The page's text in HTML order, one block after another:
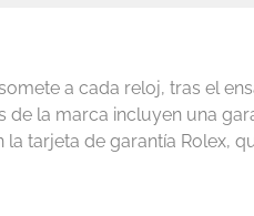
a cada reloj, tras el
la marca incluyen una
tarjeta de garantía Rolex,